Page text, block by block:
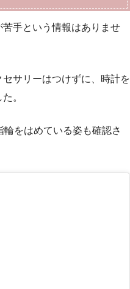
手という情報はありませ
サリーはつけずに、時計を
。
をはめている姿も確認さ